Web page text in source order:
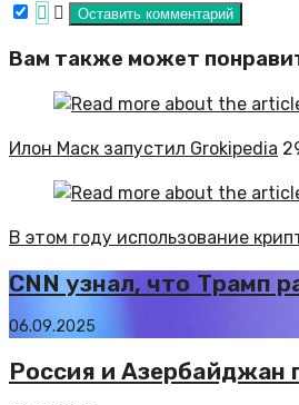
Вам также может
Илон Маск запустил Grokipedia
В этом году использование
CNN узнал, что Трамп
06.09.2025
Россия и Азербайджан